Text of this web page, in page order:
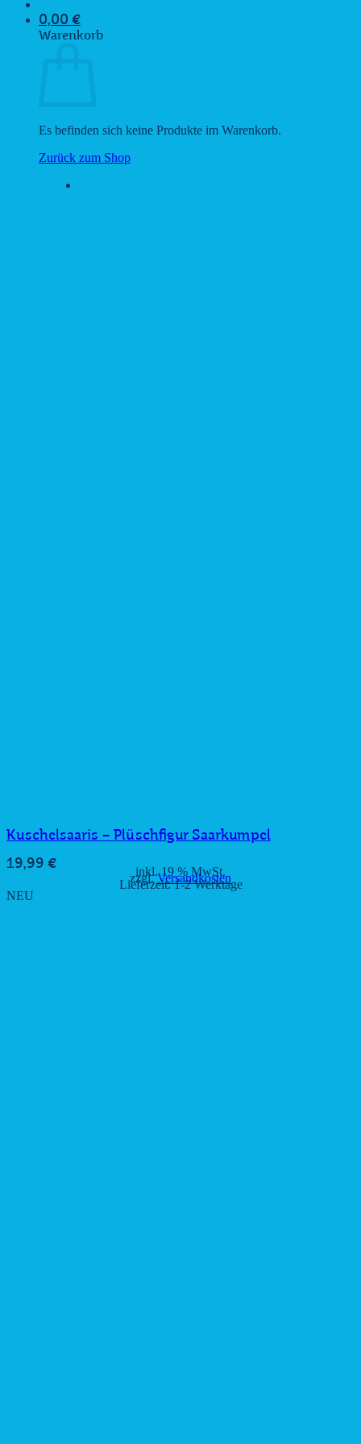
0,00 €
Warenkorb
Es befinden sich keine Produkte im Warenkorb.
Zurück zum Shop
Kuschelsaaris – Plüschfigur Saarkumpel
19,99 € inkl. 19 % MwSt.
zzgl.Versandkosten
Lieferzeit:1-2 Werktage
NEU